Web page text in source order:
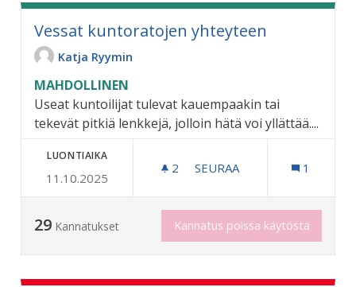
Vessat kuntoratojen yhteyteen
Katja Ryymin
MAHDOLLINEN
Useat kuntoilijat tulevat kauempaakin tai
tekevät pitkiä lenkkejä, jolloin hätä voi yllättää....
LUONTIAIKA
11.10.2025
2 2 SEURAAJAA
SEURAA 1
29 Kannatukset Kannatus poissa käytöstä